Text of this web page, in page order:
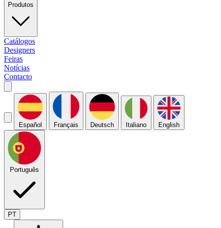
Produtos
Catálogos
Designers
Feiras
Notícias
Contacto
Español Français Deutsch Italiano English
Português
PT